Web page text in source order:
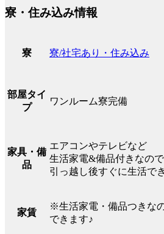
寮・住み込み情報
寮 寮/社宅あり・住み込み
部屋タイ
プ
ワンルーム寮完備
家具・備
品
エアコンやテレビなど
生活家電&備品付きなので
引っ越し後すぐに生活で
家賃
※生活家電・備品つきな
できます♪